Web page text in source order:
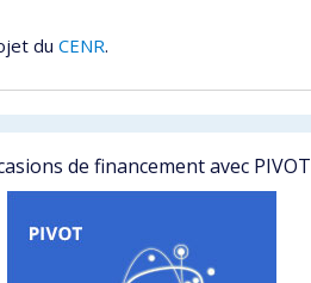
du CENR.
de financement avec PIVOT